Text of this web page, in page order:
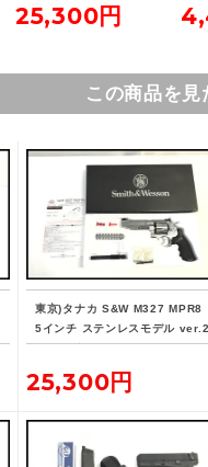
25,300円
この商品を
東京)タナカ S&W M327 MPR8
5インチ ステンレスモデル ver.2
ガスリボルバー
25,300円